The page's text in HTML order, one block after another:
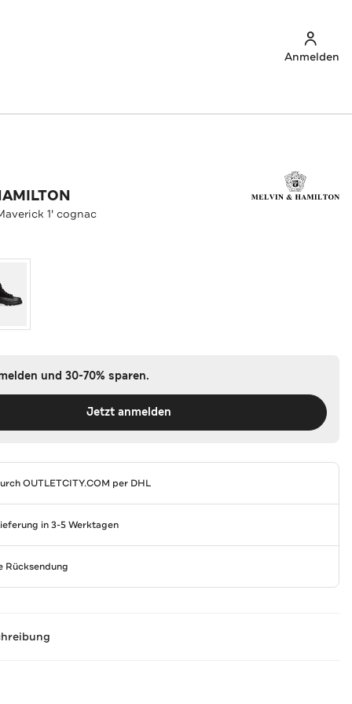
Anmelden
1' cognac
und 30-70% sparen.
Jetzt anmelden
OUTLETCITY.COM per DHL
in 3-5 Werktagen
Rücksendung